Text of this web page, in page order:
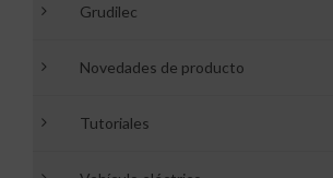
Grudilec
Novedades de producto
Tutoriales